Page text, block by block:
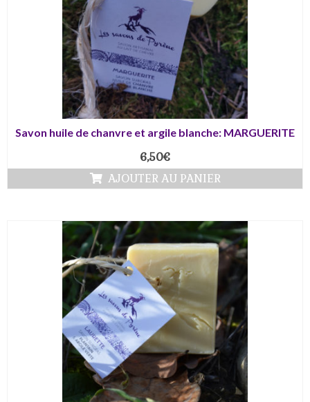
Savon huile de chanvre et argile blanche: MARGUERITE
6,50€
AJOUTER AU PANIER